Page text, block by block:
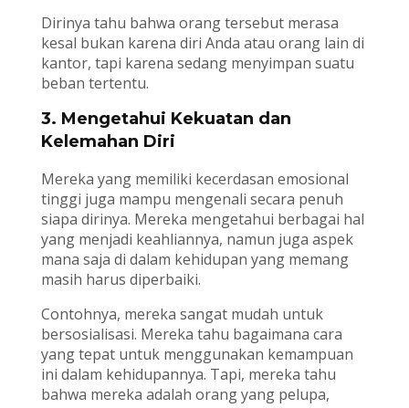
Dirinya tahu bahwa orang tersebut merasa
kesal bukan karena diri Anda atau orang lain di
kantor, tapi karena sedang menyimpan suatu
beban tertentu.
3. Mengetahui Kekuatan dan
Kelemahan Diri
Mereka yang memiliki kecerdasan emosional
tinggi juga mampu mengenali secara penuh
siapa dirinya. Mereka mengetahui berbagai hal
yang menjadi keahliannya, namun juga aspek
mana saja di dalam kehidupan yang memang
masih harus diperbaiki.
Contohnya, mereka sangat mudah untuk
bersosialisasi. Mereka tahu bagaimana cara
yang tepat untuk menggunakan kemampuan
ini dalam kehidupannya. Tapi, mereka tahu
bahwa mereka adalah orang yang pelupa,